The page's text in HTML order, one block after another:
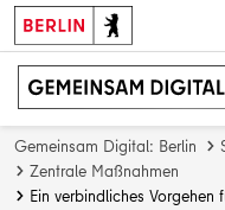
Gemeinsam Digital: Berlin
Zentrale Maßnahmen
Ein verbindliches